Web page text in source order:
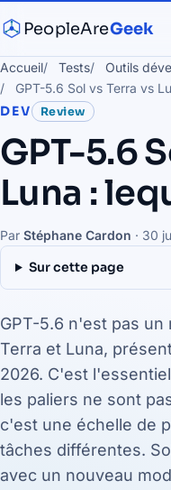
PeopleAreGeek
Accueil Tests
Outils
GPT-5.6 Sol vs Terra vs
DEV Review
GPT-5.6
Luna :
Par Stéphane Cardon · 30
Sur cette page
GPT-5.6 n'est pas
Terra et Luna,
2026. C'est
les paliers ne sont
c'est une échelle de
tâches différentes.
avec un nouveau